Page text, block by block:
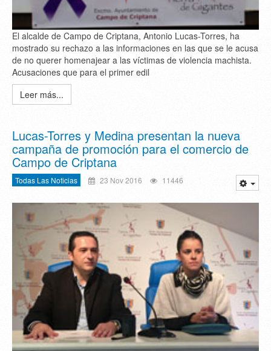
El alcalde de Campo de Criptana, Antonio Lucas-Torres, ha
mostrado su rechazo a las informaciones en las que se le acusa
de no querer homenajear a las víctimas de violencia machista.
Acusaciones que para el primer edil
Leer más...
Lucas-Torres y Medina presentan la nueva
campaña de promoción para el comercio de
Campo de Criptana
Todas Las Noticias 23 Nov 2016 11446